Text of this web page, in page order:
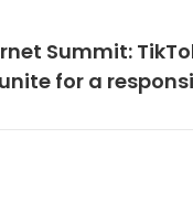
Summit:
for a